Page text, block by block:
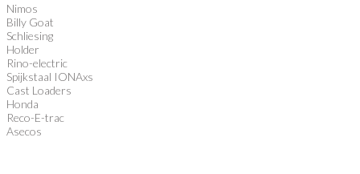
Nimos
Billy Goat
Schliesing
Holder
Rino-electric
Spijkstaal IONAxs
Cast Loaders
Honda
Reco-E-trac
Asecos